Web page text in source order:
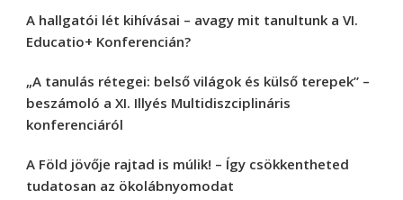
A hallgatói lét kihívásai – avagy mit tanultunk a VI.
Educatio+ Konferencián?
„A tanulás rétegei: belső világok és külső terepek” –
beszámoló a XI. Illyés Multidiszciplináris
konferenciáról
A Föld jövője rajtad is múlik! – Így csökkentheted
tudatosan az ökolábnyomodat